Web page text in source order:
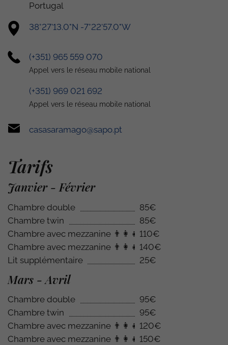
Portugal
38°27'13.0"N -7°22'57.0"W
(+351) 965 559 070
Appel vers le réseau mobile national
(+351) 969 021 692
Appel vers le réseau mobile national
casasaramago@sapo.pt
Tarifs
Janvier - Février
Chambre double
85€
Chambre twin
85€
Chambre avec mezzanine 👨‍👩‍👧 110€
Chambre avec mezzanine 👨‍👩‍👧‍👦140€
Lit supplémentaire
25€
Mars - Avril
Chambre double
95€
Chambre twin
95€
Chambre avec mezzanine 👨‍👩‍👧 120€
Chambre avec mezzanine 👨‍👩‍👧‍👦150€